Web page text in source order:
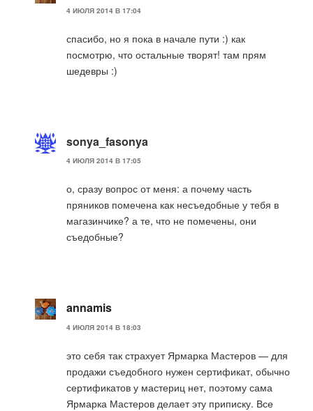
4 ИЮЛЯ 2014 В 17:04
спасибо, но я пока в начале пути :) как
посмотрю, что остальные творят! там прям
шедевры :)
sonya_fasonya
4 ИЮЛЯ 2014 В 17:05
о, сразу вопрос от меня: а почему часть
пряников помечена как несъедобные у тебя в
магазинчике? а те, что не помечены, они
съедобные?
annamis
4 ИЮЛЯ 2014 В 18:03
это себя так страхует Ярмарка Мастеров — для
продажи съедобного нужен сертификат, обычно
сертификатов у мастериц нет, поэтому сама
Ярмарка Мастеров делает эту приписку. Все